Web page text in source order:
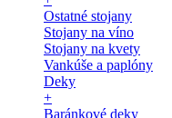
Ostatné stojany
Stojany na víno
Stojany na kvety
Vankúše a paplóny
Deky
+
Baránkové deky